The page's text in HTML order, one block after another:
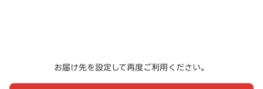
お届け先を設定して再度ご利用ください。